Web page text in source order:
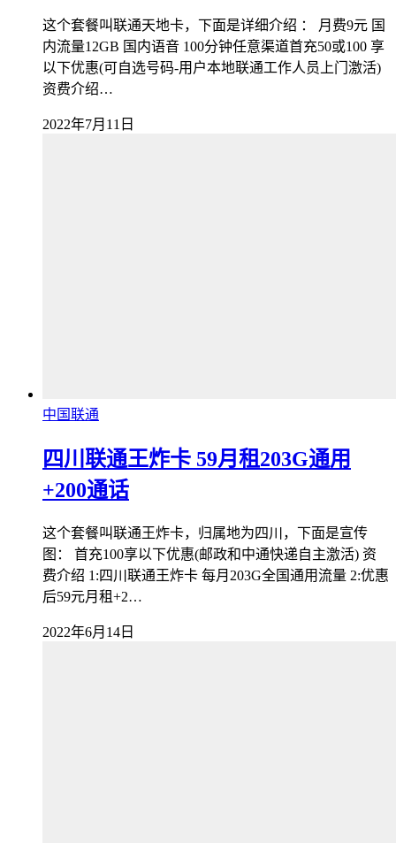
这个套餐叫联通天地卡，下面是详细介绍 ： 月费9元 国
内流量12GB 国内语音 100分钟任意渠道首充50或100 享
以下优惠(可自选号码-用户本地联通工作人员上门激活)
资费介绍…
2022年7月11日
中国联通
四川联通王炸卡 59月租203G通用
+200通话
这个套餐叫联通王炸卡，归属地为四川，下面是宣传
图： 首充100享以下优惠(邮政和中通快递自主激活) 资
费介绍 1:四川联通王炸卡 每月203G全国通用流量 2:优惠
后59元月租+2…
2022年6月14日